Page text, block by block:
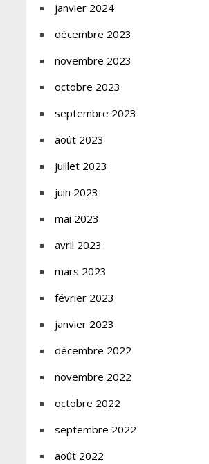
janvier 2024
décembre 2023
novembre 2023
octobre 2023
septembre 2023
août 2023
juillet 2023
juin 2023
mai 2023
avril 2023
mars 2023
février 2023
janvier 2023
décembre 2022
novembre 2022
octobre 2022
septembre 2022
août 2022